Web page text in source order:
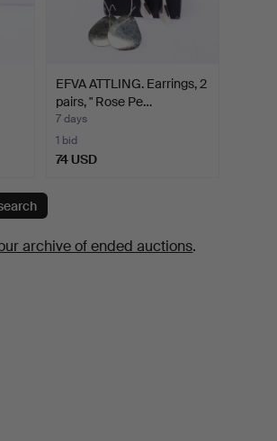
EFVA ATTLING. Earrings, 2
pairs, " Rose Pe…
7 days
1 bid
74 USD
archive of ended auctions.